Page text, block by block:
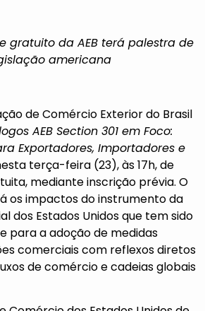
gratuito da AEB terá palestra de
americana
de Comércio Exterior do Brasil
AEB Section 301 em Foco:
Exportadores, Importadores e
terça-feira (23), às 17h, de
mediante inscrição prévia. O
os impactos do instrumento da
dos Estados Unidos que tem sido
para a adoção de medidas
comerciais com reflexos diretos
de comércio e cadeias globais